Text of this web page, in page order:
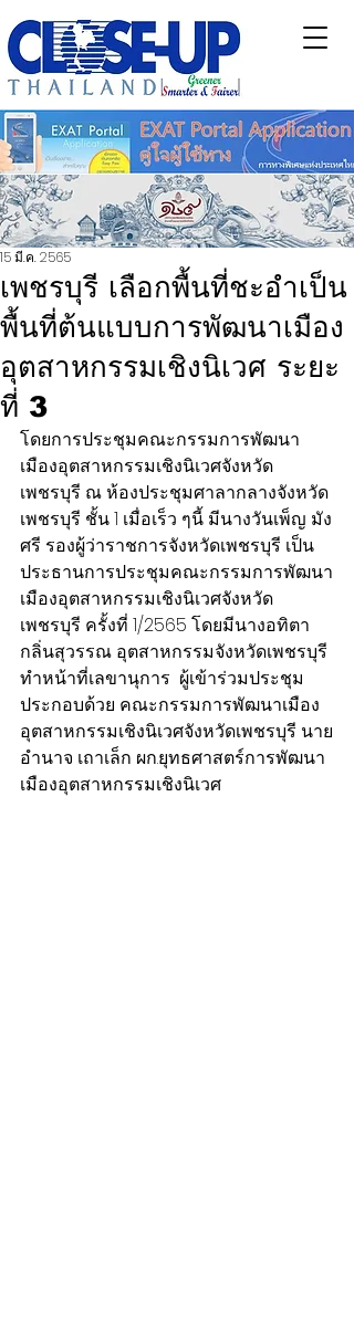
เพชรบุรี เลือกพื้นที่ชะอำเป็น
พื้นที่ต้นแบบการพัฒนาเมือง
อุตสาหกรรมเชิงนิเวศ ระยะ
ที่ 3
15 มี.ค. 2565
โดยการประชุมคณะกรรมการพัฒนา
เมืองอุตสาหกรรมเชิงนิเวศจังหวัด
เพชรบุรี ณ ห้องประชุมศาลากลางจังหวัด
เพชรบุรี ชั้น 1 เมื่อเร็ว ๆนี้ มีนางวันเพ็ญ มัง
ศรี รองผู้ว่าราชการจังหวัดเพชรบุรี เป็น
ประธานการประชุมคณะกรรมการพัฒนา
เมืองอุตสาหกรรมเชิงนิเวศจังหวัด
เพชรบุรี ครั้งที่ 1/2565 โดยมีนางอทิตา
กลิ่นสุวรรณ อุตสาหกรรมจังหวัดเพชรบุรี
ทำหน้าที่เลขานุการ  ผู้เข้าร่วมประชุม
ประกอบด้วย คณะกรรมการพัฒนาเมือง
อุตสาหกรรมเชิงนิเวศจังหวัดเพชรบุรี นาย
อำนาจ เถาเล็ก ผก.ยุทธศาสตร์การพัฒนา
เมืองอุตสาหกรรมเชิงนิเวศ